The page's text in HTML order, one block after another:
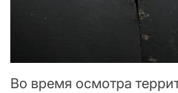
Во время осмотра